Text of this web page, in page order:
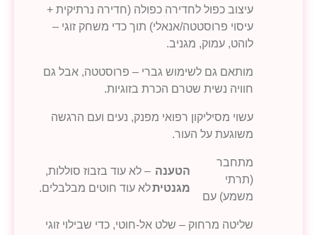
עיצוב כפול לחדירה כפולה (חדירה נרתיקית +
עיסוי פרוסטטה/אנאלי) תוך כדי משחק זוגי –
לוהט, עמוק, מגניב.
מותאם גם לשימוש גברי – פרוסטטה, אבל גם
חוויה נשית שטרם הכרת בזוגיות.
עשוי מסיליקון רפואי מפנק, נעים ועם הרגשה
משוגעת על העור.
מתחבר
(תרתי
משמע) עם
הטענה
מגנטית
– לא עוד בזבוז סוללות,
לא עוד חוטים מבלבלים.
שליטה מרחוק – שלט אל-חוטי, כדי שבילוי זוגי